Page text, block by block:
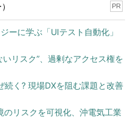
なく、まとまった文、あるい
どんな表現形態でもOKです
であることが必要です。
か
PR
ーに学ぶ「UIテスト自動化」
リスク”、過剰なアクセス権を
続く? 現場DXを阻む課題と改善
のリスクを可視化、沖電気工業